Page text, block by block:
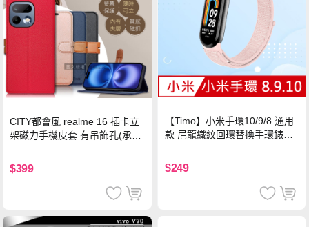
CITY都會風 realme 16 插卡立
架磁力手機皮套 有吊飾孔(承諾
$399
【Timo】小米手環10/9/8 通用
款 尼龍織紋回環替換手環錶帶-
$249